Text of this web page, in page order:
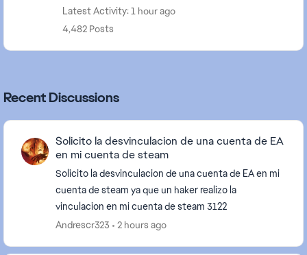
Latest Activity: 1 hour ago
4,482 Posts
Recent Discussions
Solicito la desvinculacion de una cuenta de EA
en mi cuenta de steam
Solicito la desvinculacion de una cuenta de EA en mi
cuenta de steam ya que un haker realizo la
vinculacion en mi cuenta de steam 3122
Andrescr323
2 hours ago